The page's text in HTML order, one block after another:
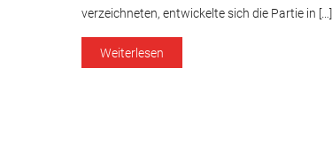
verzeichneten, entwickelte sich die Partie in […]
Weiterlesen